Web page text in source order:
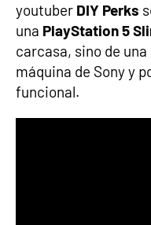
youtuber DIY Perks
una PlayStation 5
carcasa, sino de
máquina de Sony y
funcional.